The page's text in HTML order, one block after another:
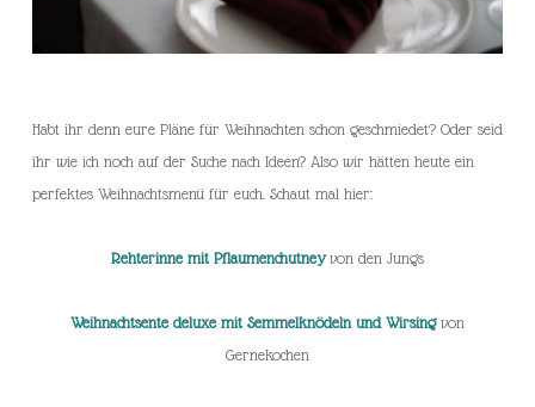
Habt ihr denn eure Pläne für Weihnachten schon geschmiedet? Oder seid
ihr wie ich noch auf der Suche nach Ideen? Also wir hätten heute ein
perfektes Weihnachtsmenü für euch. Schaut mal hier:
Rehterinne mit Pflaumenchutney von den Jungs
Weihnachtsente deluxe mit Semmelknödeln und Wirsingvon
Gernekochen